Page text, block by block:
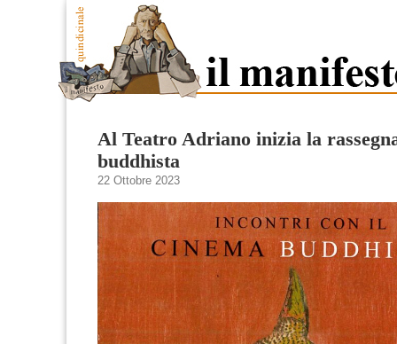
Al Teatro Adriano inizia la
buddhista
22 Ottobre 2023